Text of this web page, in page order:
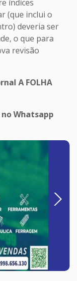
índices
(que inclui o
deveria ser
o que para
revisão
A FOLHA
Whatsapp
Next